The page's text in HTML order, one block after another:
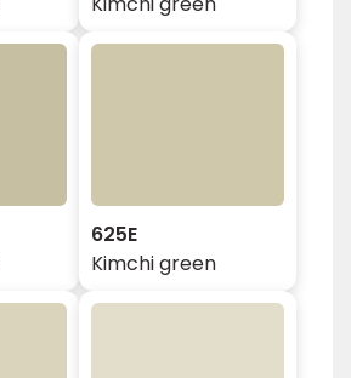
625E
Kimchi green